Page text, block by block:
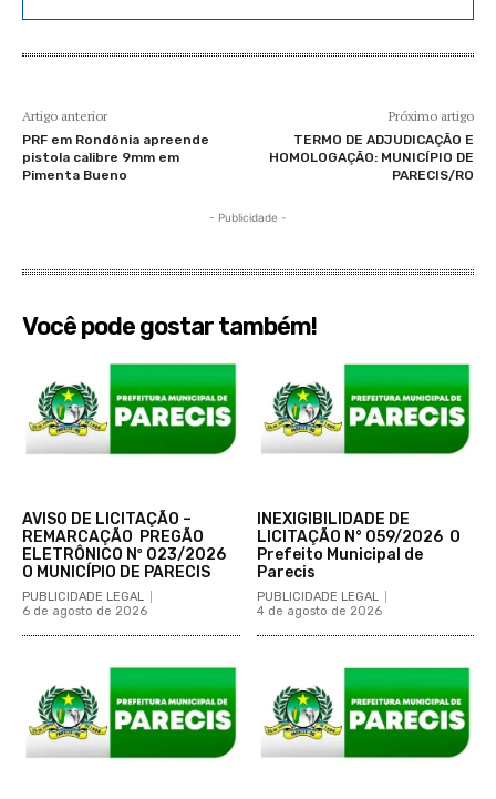
Artigo anterior
PRF em Rondônia apreende
pistola calibre 9mm em
Pimenta Bueno
Próximo artigo
TERMO DE ADJUDICAÇÃO E
HOMOLOGAÇÃO: MUNICÍPIO DE
PARECIS/RO
- Publicidade -
Você pode gostar também!
AVISO DE LICITAÇÃO –
REMARCAÇÃO PREGÃO
ELETRÔNICO Nº 023/2026
O MUNICÍPIO DE PARECIS
PUBLICIDADE LEGAL
6 de agosto de 2026
INEXIGIBILIDADE DE
LICITAÇÃO N° 059/2026 O
Prefeito Municipal de
Parecis
PUBLICIDADE LEGAL
4 de agosto de 2026